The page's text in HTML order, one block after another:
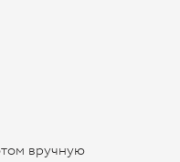
вручную